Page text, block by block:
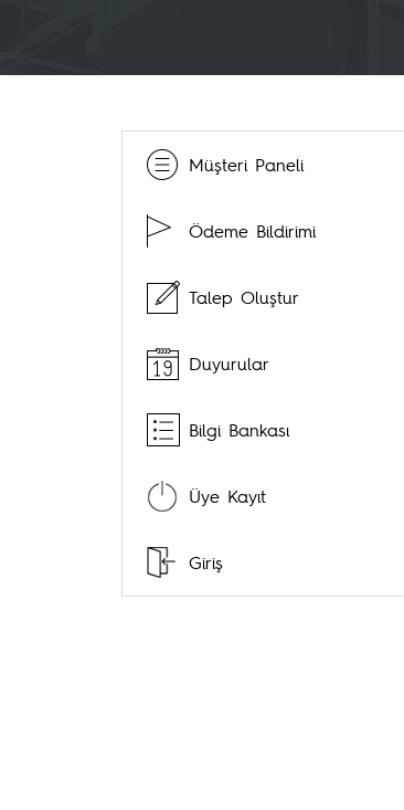
Müşteri Paneli
Ödeme Bildirimi
Talep Oluştur
Duyurular
Bilgi Bankası
Üye Kayıt
Giriş